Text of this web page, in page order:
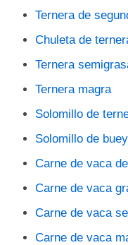
Ternera de
Chuleta de
Ternera
Ternera magra
Solomillo de
Solomillo de buey
Carne de vaca
Carne de vaca
Carne de vaca
Carne de vaca